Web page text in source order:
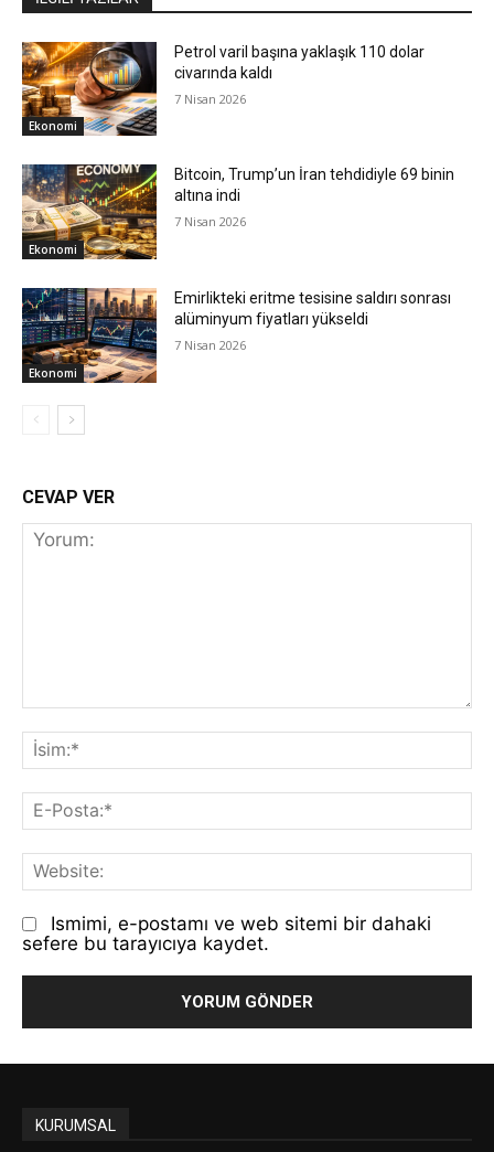
Ekonomi
Petrol varil başına yaklaşık 110 dolar
civarında kaldı
7 Nisan 2026
Ekonomi
Bitcoin, Trump’un İran tehdidiyle 69 binin
altına indi
7 Nisan 2026
Ekonomi
Emirlikteki eritme tesisine saldırı sonrası
alüminyum fiyatları yükseldi
7 Nisan 2026
CEVAP VER
Yorum:
E-
Ismimi, e-postamı ve web sitemi bir dahaki
sefere bu tarayıcıya kaydet.
KURUMSAL